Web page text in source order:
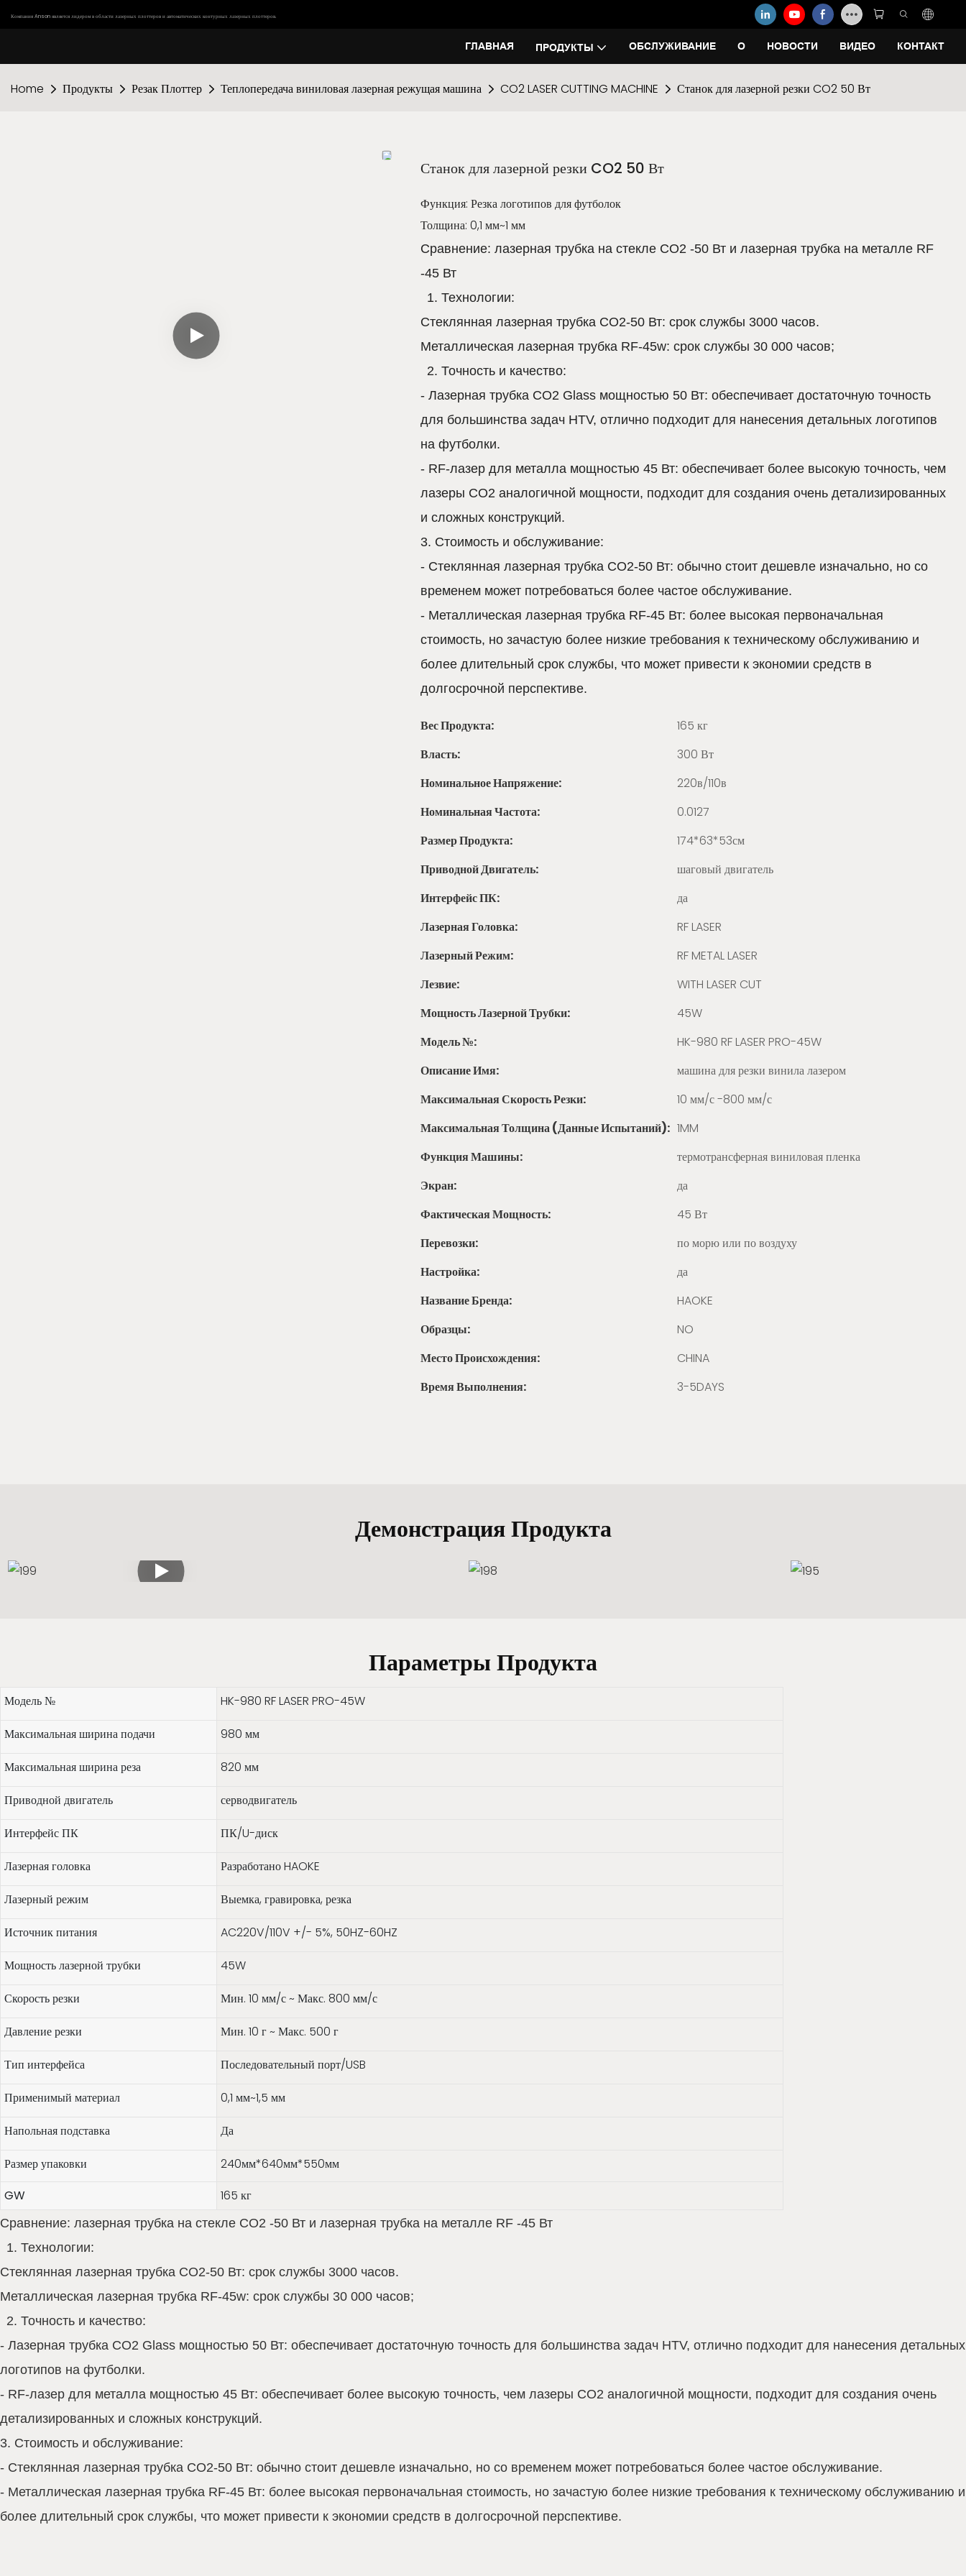
Компания Anson является лидером в области лазерных плоттеров и автоматических контурных лазерных плоттеров.
ГЛАВНАЯ ПРОДУКТЫ ОБСЛУЖИВАНИЕ О НОВОСТИ ВИДЕО КОНТАКТ
Home Продукты Резак Плоттер Теплопередача виниловая лазерная режущая машина CO2 LASER CUTTING MACHINE Станок для лазерной резки CO2 50 Вт
Станок для лазерной резки CO2 50 Вт
Функция: Резка логотипов для футболок
Толщина: 0,1 мм~1 мм
Сравнение: лазерная трубка на стекле CO2 -50 Вт и лазерная трубка на металле RF
-45 Вт
1. Технологии:
Стеклянная лазерная трубка CO2-50 Вт: срок службы 3000 часов.
Металлическая лазерная трубка RF-45w: срок службы 30 000 часов;
2. Точность и качество:
- Лазерная трубка CO2 Glass мощностью 50 Вт: обеспечивает достаточную точность
для большинства задач HTV, отлично подходит для нанесения детальных логотипов
на футболки.
- RF-лазер для металла мощностью 45 Вт: обеспечивает более высокую точность, чем
лазеры CO2 аналогичной мощности, подходит для создания очень детализированных
и сложных конструкций.
3. Стоимость и обслуживание:
- Стеклянная лазерная трубка CO2-50 Вт: обычно стоит дешевле изначально, но со
временем может потребоваться более частое обслуживание.
- Металлическая лазерная трубка RF-45 Вт: более высокая первоначальная
стоимость, но зачастую более низкие требования к техническому обслуживанию и
более длительный срок службы, что может привести к экономии средств в
долгосрочной перспективе.
Вес Продукта:
165 кг
Власть:
300 Вт
Номинальное Напряжение:
220в/110в
Номинальная Частота:
0.0127
Размер Продукта:
174*63*53см
Приводной Двигатель:
шаговый двигатель
Интерфейс ПК:
да
Лазерная Головка:
RF LASER
Лазерный Режим:
RF METAL LASER
Лезвие:
WITH LASER CUT
Мощность Лазерной Трубки:
45W
Модель №:
HK-980 RF LASER PRO-45W
Описание Имя:
машина для резки винила лазером
Максимальная Скорость Резки:
10 мм/с -800 мм/с
Максимальная Толщина (данные Испытаний): 1MM
Функция Машины:
термотрансферная виниловая пленка
Экран:
да
Фактическая Мощность:
45 Вт
Перевозки:
по морю или по воздуху
Настройка:
да
Название Бренда:
HAOKE
Образцы:
NO
Место Происхождения:
CHINA
Время Выполнения:
3-5DAYS
Демонстрация Продукта
Параметры Продукта
Модель №
HK-980 RF LASER PRO-45W
Максимальная ширина подачи
980 мм
Максимальная ширина реза
820 мм
Приводной двигатель
серводвигатель
Интерфейс ПК
ПК/U-диск
Лазерная головка
Разработано HAOKE
Лазерный режим
Выемка, гравировка, резка
Источник питания
AC220V/110V +/- 5%, 50HZ-60HZ
Мощность лазерной трубки
45W
Скорость резки
Мин. 10 мм/с ~ Макс. 800 мм/с
Давление резки
Мин. 10 г ~ Макс. 500 г
Тип интерфейса
Последовательный порт/USB
Применимый материал
0,1 мм~1,5 мм
Напольная подставка
Да
Размер упаковки
240мм*640мм*550мм
GW
165 кг
Сравнение: лазерная трубка на стекле CO2 -50 Вт и лазерная трубка на металле RF -45 Вт
1. Технологии:
Стеклянная лазерная трубка CO2-50 Вт: срок службы 3000 часов.
Металлическая лазерная трубка RF-45w: срок службы 30 000 часов;
2. Точность и качество:
- Лазерная трубка CO2 Glass мощностью 50 Вт: обеспечивает достаточную точность для большинства задач HTV, отлично подходит для нанесения детальных
логотипов на футболки.
- RF-лазер для металла мощностью 45 Вт: обеспечивает более высокую точность, чем лазеры CO2 аналогичной мощности, подходит для создания очень
детализированных и сложных конструкций.
3. Стоимость и обслуживание:
- Стеклянная лазерная трубка CO2-50 Вт: обычно стоит дешевле изначально, но со временем может потребоваться более частое обслуживание.
- Металлическая лазерная трубка RF-45 Вт: более высокая первоначальная стоимость, но зачастую более низкие требования к техническому обслуживанию и
более длительный срок службы, что может привести к экономии средств в долгосрочной перспективе.